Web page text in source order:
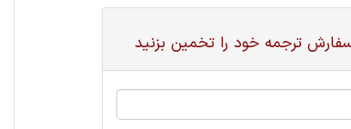
ترجمه خود را تخمین بزنید